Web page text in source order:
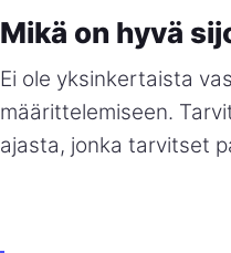
Mikä on hyvä
Ei ole yksinkertaista
määrittelemiseen.
ajasta, jonka tarvitset